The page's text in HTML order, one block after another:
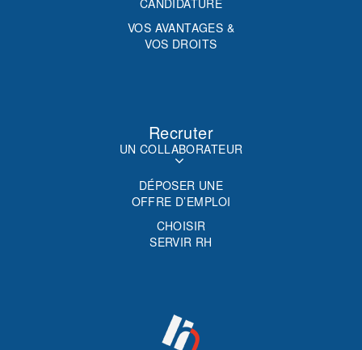
VOS AVANTAGES &
VOS DROITS
Recruter
UN COLLABORATEUR
DÉPOSER UNE
OFFRE D’EMPLOI
CHOISIR
SERVIR RH